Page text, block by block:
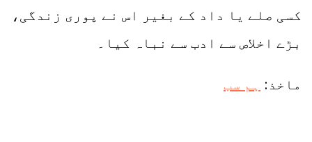
کسی صلے یا داد کے بغیر اس نے پوری زندگی،
بڑے اخلاص سے ادب سے نباہ کیا۔
ماخذ: ہم سب